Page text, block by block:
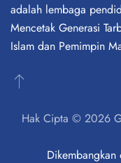
adalah lembaga
Mencetak Generasi
Islam dan Pemimpin
Hak Cipta © 2026
Dikembangkan